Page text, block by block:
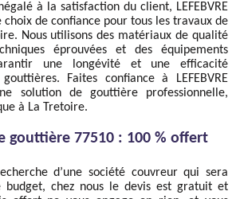
à la satisfaction du client, LEFEBVRE
de confiance pour tous les travaux de
Nous utilisons des matériaux de qualité
éprouvées et des équipements
une longévité et une efficacité
Faites confiance à LEFEBVRE
solution de gouttière professionnelle,
à La Tretoire.
gouttière 77510 : 100 % offert
d’une société couvreur qui sera
budget, chez nous le devis est gratuit et